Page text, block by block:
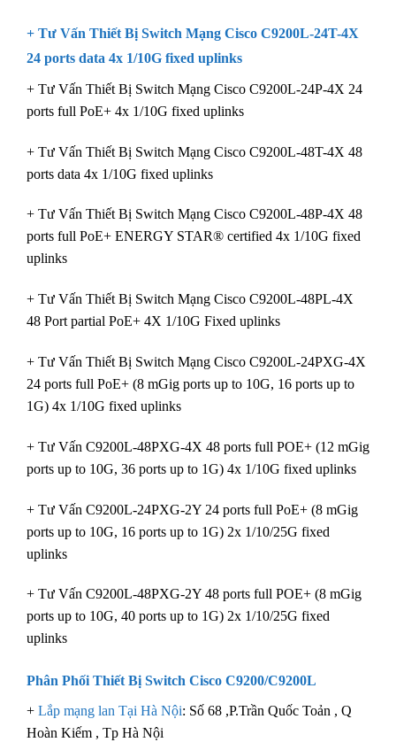
+ Tư Vấn Thiết Bị Switch Mạng Cisco C9200L-24T-4X
24 ports data 4x 1/10G fixed uplinks
+ Tư Vấn Thiết Bị Switch Mạng Cisco C9200L-24P-4X 24
ports full PoE+ 4x 1/10G fixed uplinks
+ Tư Vấn Thiết Bị Switch Mạng Cisco C9200L-48T-4X 48
ports data 4x 1/10G fixed uplinks
+ Tư Vấn Thiết Bị Switch Mạng Cisco C9200L-48P-4X 48
ports full PoE+ ENERGY STAR® certified 4x 1/10G fixed
uplinks
+ Tư Vấn Thiết Bị Switch Mạng Cisco C9200L-48PL-4X
48 Port partial PoE+ 4X 1/10G Fixed uplinks
+ Tư Vấn Thiết Bị Switch Mạng Cisco C9200L-24PXG-4X
24 ports full PoE+ (8 mGig ports up to 10G, 16 ports up to
1G) 4x 1/10G fixed uplinks
+ Tư Vấn C9200L-48PXG-4X 48 ports full POE+ (12 mGig
ports up to 10G, 36 ports up to 1G) 4x 1/10G fixed uplinks
+ Tư Vấn C9200L-24PXG-2Y 24 ports full PoE+ (8 mGig
ports up to 10G, 16 ports up to 1G) 2x 1/10/25G fixed
uplinks
+ Tư Vấn C9200L-48PXG-2Y 48 ports full POE+ (8 mGig
ports up to 10G, 40 ports up to 1G) 2x 1/10/25G fixed
uplinks
Phân Phối Thiết Bị Switch Cisco C9200/C9200L
+ Lắp mạng lan Tại Hà Nội: Số 68 ,P.Trần Quốc Toản , Q
Hoàn Kiếm , Tp Hà Nội